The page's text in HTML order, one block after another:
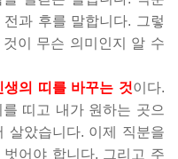
과 후를 말합니다. 그렇
이 무슨 의미인지 알 수
의 띠를 바꾸는 것이다.
띠고 내가 원하는 곳으
살았습니다. 이제 직분을
어야 합니다. 그리고 주